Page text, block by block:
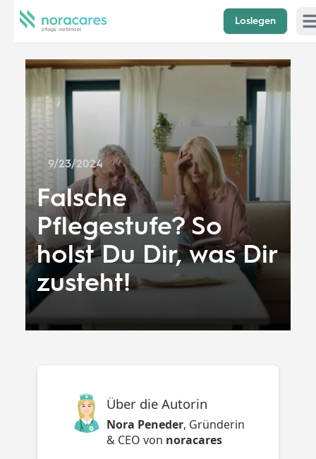
Loslegen
9/23/2024
Falsche
Pflegestufe? So
holst Du Dir, was Dir
zusteht!
Über die Autorin
Nora Peneder, Gründerin
& CEO von noracares